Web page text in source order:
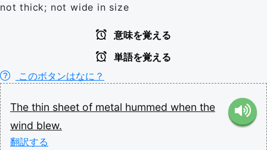
not thick; not wide in size
意味を覚える
単語を覚える
このボタンはなに？
The thin sheet of metal hummed when the
wind blew.
翻訳する